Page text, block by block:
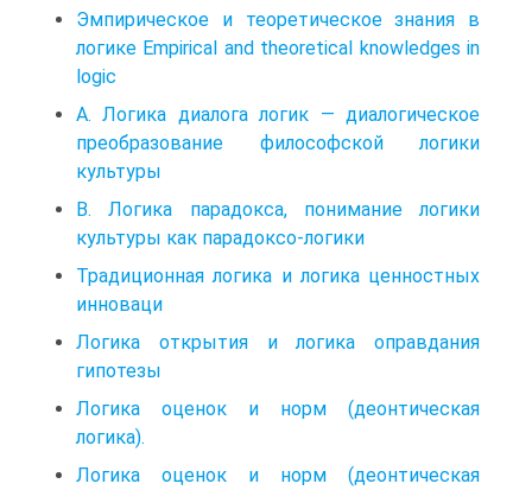
Эмпирическое и теоретическое знания в
логике Empirical and theoretical knowledges in
logic
А. Логика диалога логик — диалогическое
преобразование философской логики
культуры
В. Логика парадокса, понимание логики
культуры как парадоксо-логики
Традиционная логика и логика ценностных
инноваци
Логика открытия и логика оправдания
гипотезы
Логика оценок и норм (деонтическая
логика).
Логика оценок и норм (деонтическая